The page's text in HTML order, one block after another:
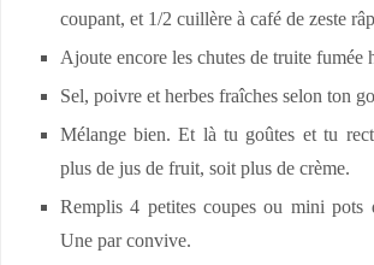
coupant, et 1/2 cuillère à café de zeste
Ajoute encore les chutes de truite fumée
Sel, poivre et herbes fraîches selon ton
Mélange bien. Et là tu goûtes et tu
plus de jus de fruit, soit plus de crème.
Remplis 4 petites coupes ou mini pots
Une par convive.